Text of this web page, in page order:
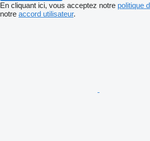
En cliquant ici, vous acceptez notre politique
notre accord utilisateur.